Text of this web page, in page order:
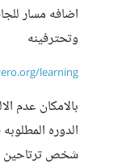
اضافه مسار
وتحترفينه
learning-...
بالامكان عدم
الدوره
شخص ترتاحين